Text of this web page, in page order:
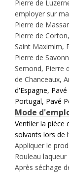
Pierre de
employer sur
Pierre de
Pierre de
Saint Maximim,
Pierre de
Semond, Pierre
de Chanceaux,
d'Espagne,
Portugal, Pavé
Mode
Ventiler la
solvants lors de
Appliquer le
Rouleau
Après séchage